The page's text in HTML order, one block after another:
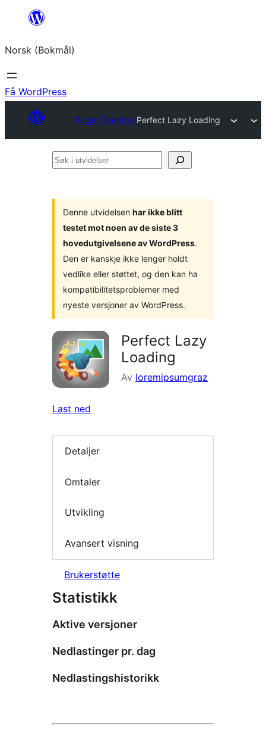
Hopp
innhold
Norsk (Bokmål)
Få WordPress
Plugin DirectoryPerfect Lazy Loading
Søk
Denne utvidelsen har ikke blitt
testet mot noen av de siste 3
hovedutgivelsene av WordPress.
Den er kanskje ikke lenger holdt
vedlike eller støttet, og den kan ha
kompatibilitetsproblemer med
nyeste versjoner av WordPress.
Perfect Lazy
Loading
Av loremipsumgraz
Last ned
Detaljer
Omtaler
Utvikling
Avansert visning
Brukerstøtte
Statistikk
Aktive versjoner
Nedlastinger pr. dag
Nedlastingshistorikk